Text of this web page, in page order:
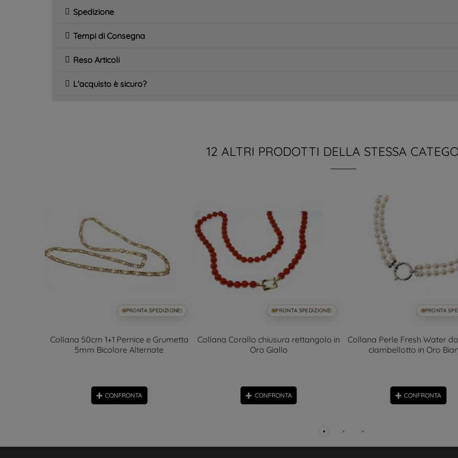
Spedizione
Tempi di Consegna
Reso Articoli
L'acquisto è sicuro?
12 ALTRI PRODOTTI DELLA STESSA
PRONTA SPEDIZIONE!
Collana 50cm 1+1 Pernice e Grumetta
5mm Bicolore Alternate
CONFRONTA
PRONTA SPEDIZIONE!
Collana Corallo chiusura rettangolo in
Oro Giallo
CONFRONTA
PRONTA
Collana Perle Fresh Water
ciambellotto in Oro
CONFRONTA